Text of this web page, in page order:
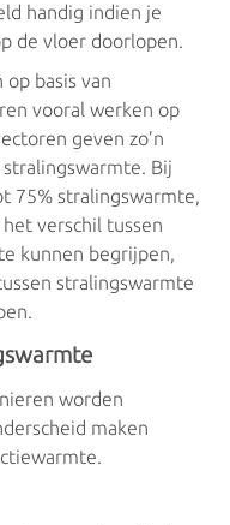
handig indien je
de vloer doorlopen.
basis van
vooral werken op
geven zo’n
Bij
75% stralingswarmte,
verschil tussen
kunnen begrijpen,
stralingswarmte
worden
maken